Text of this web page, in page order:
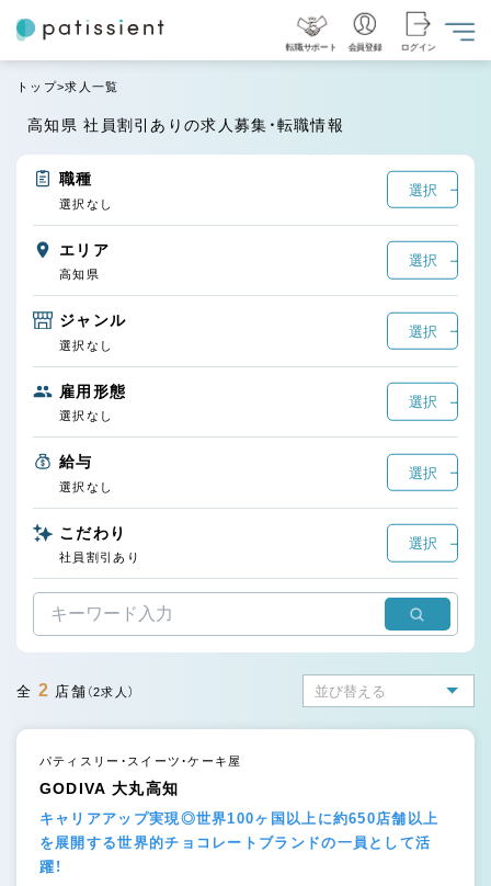
転職サポート 会員登録 ログイン
トップ 求人一覧
高知県 社員割引ありの求人募集・転職情報
職種
選択
選択なし
エリア
選択
高知県
ジャンル
選択
選択なし
雇用形態
選択
選択なし
給与
選択
選択なし
こだわり
選択
社員割引あり
全 2 店舗 （2求人）
パティスリー・スイーツ・ケーキ屋
GODIVA 大丸高知
キャリアアップ実現◎世界100ヶ国以上に約650店舗以上
を展開する世界的チョコレートブランドの一員として活
躍！